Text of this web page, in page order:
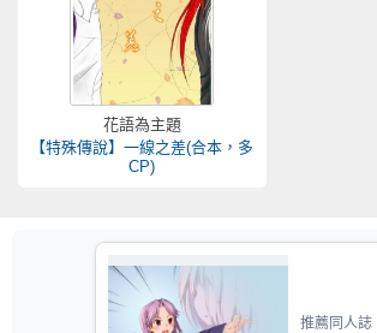
花語為主題
【特殊傳說】一線之差(合本，多
CP)
推薦同人誌